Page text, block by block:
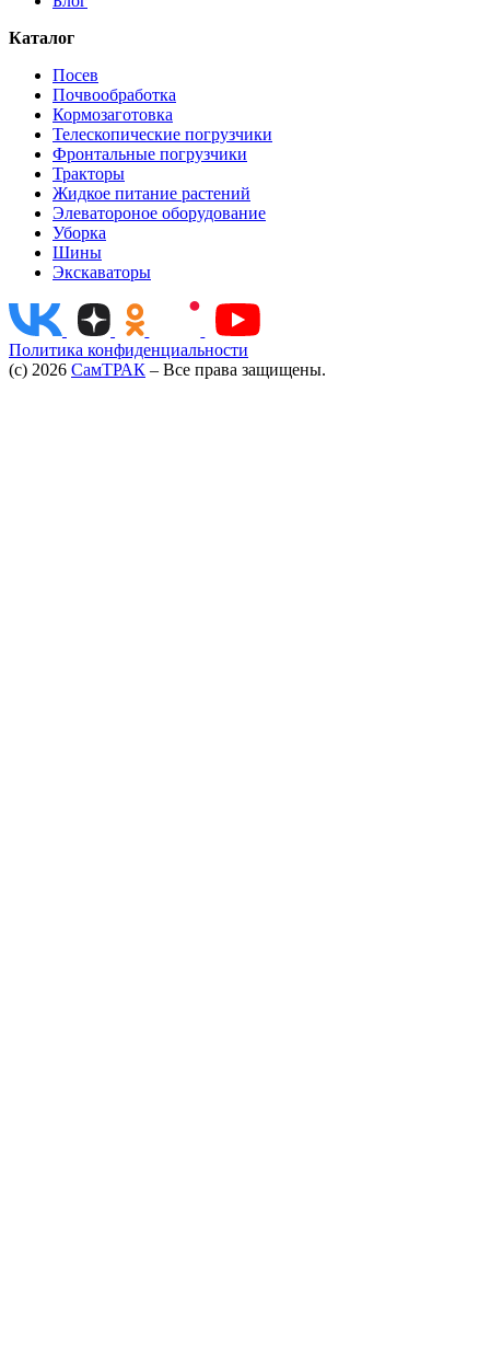
термоподвесками, датчики расположены через 1 метр.
температуры зерна в силосе. Информация о температуре
поступает на прибор при ручном управлении или на
компьютер при автоматическом управлении.
Каталог
Посев
Почвообработка
Кормозаготовка
Телескопические погрузчики
Фронтальные погрузчики
Тракторы
Жидкое питание растений
Элеватороное оборудование
Уборка
Шины
Экскаваторы
Политика конфиденциальности
(c) 2026 СамТРАК – Все права защищены.